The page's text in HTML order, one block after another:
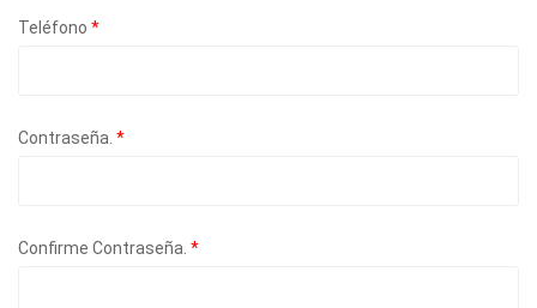
Teléfono *
Contraseña. *
Confirme Contraseña. *